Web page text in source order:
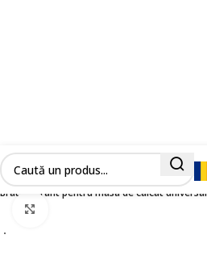
Prima pagină Masini Industriale Noi Calcat
Brat aspirant pentru masa de calcat